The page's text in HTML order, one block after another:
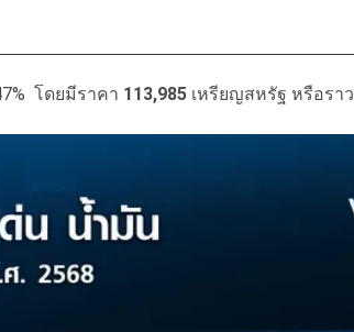
โดยมีราคา 113,985 เหรียญสหรัฐ หรือราว